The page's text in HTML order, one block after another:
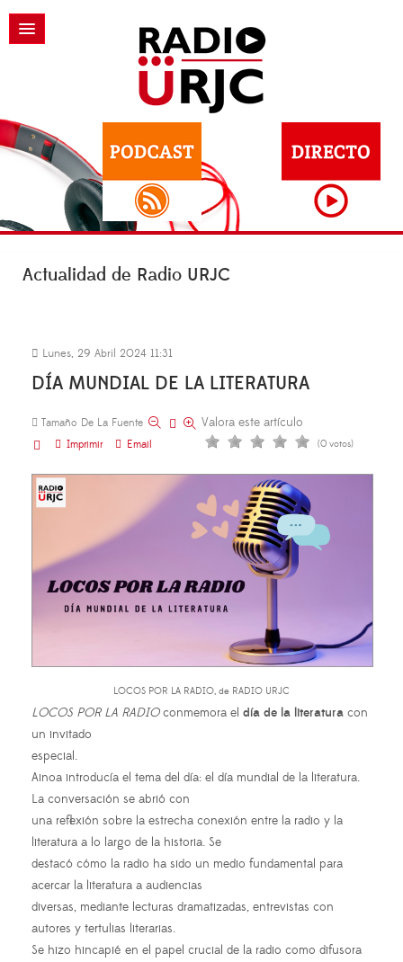
Actualidad de Radio URJC
Lunes, 29 Abril 2024 11:31
DÍA MUNDIAL DE LA LITERATURA
Tamaño De La Fuente
Imprimir
Email
Valora este artículo
(0 votos)
LOCOS POR LA RADIO, de RADIO URJC
LOCOS POR LA RADIOconmemora el día de la literatura con
un invitado
especial.
Ainoa introducía el tema del día: el día mundial de la literatura.
La conversación se abrió con
una reflexión sobre la estrecha conexión entre la radio y la
literatura a lo largo de la historia. Se
destacó cómo la radio ha sido un medio fundamental para
acercar la literatura a audiencias
diversas, mediante lecturas dramatizadas, entrevistas con
autores y tertulias literarias.
Se hizo hincapié en el papel crucial de la radio como difusora